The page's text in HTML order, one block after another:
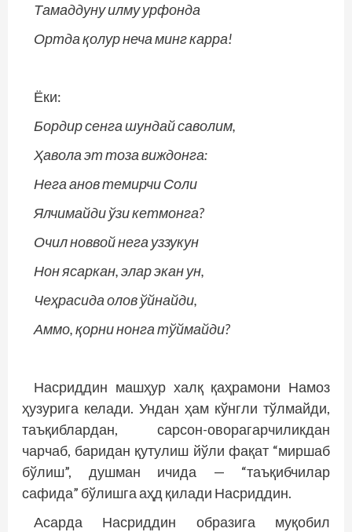
Тамаддуну илму урфонда
Ортда қолур неча минг карра!
Ёки:
Бордир сенга шундай саволим,
Ҳавола эт тоза виждонга:
Нега анов темирчи Соли
Ялчимайди ўзи кетмонга?
Очил новвой нега уззукун
Нон ясаркан, элар экан ун,
Чеҳрасида олов ўйнайди,
Аммо, қорни нонга тўймайди?
Насриддин машҳур халқ қаҳрамони Намоз
ҳузурига келади. Ундан ҳам кўнгли тўлмайди,
таъқиблардан, сарсон-оворагарчиликдан
чарчаб, баридан қутулиш йўли фақат “миршаб
бўлиш”, душман ичида — “таъқибчилар
сафида” бўлишга аҳд қилади Насриддин.
Асарда Насриддин образига муқобил